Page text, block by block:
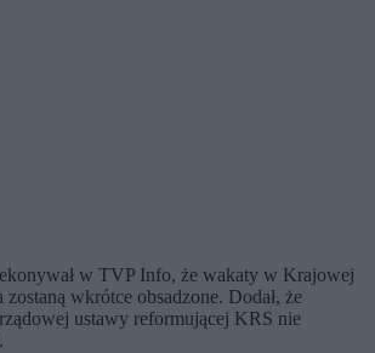
w TVP Info, że wakaty w Krajowej
wkrótce obsadzone. Dodał, że
rządowej ustawy reformującej KRS nie